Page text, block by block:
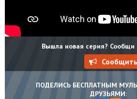
Вышла новая серия? Сообщи
Сообщить
ПОДЕЛИСЬ БЕСПЛАТНЫМ
ДРУЗЬЯМИ: